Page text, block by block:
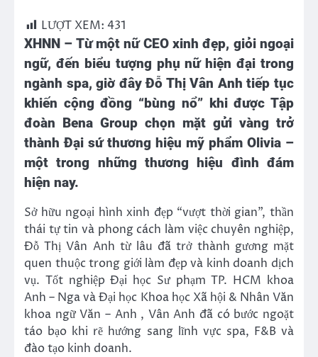
LƯỢT XEM: 431
XHNN – Từ một nữ CEO xinh đẹp, giỏi ngoại
ngữ, đến biểu tượng phụ nữ hiện đại trong
ngành spa, giờ đây Đỗ Thị Vân Anh tiếp tục
khiến cộng đồng “bùng nổ” khi được Tập
đoàn Bena Group chọn mặt gửi vàng trở
thành Đại sứ thương hiệu mỹ phẩm Olivia –
một trong những thương hiệu đình đám
hiện nay.
Sở hữu ngoại hình xinh đẹp “vượt thời gian”, thần
thái tự tin và phong cách làm việc chuyên nghiệp,
Đỗ Thị Vân Anh từ lâu đã trở thành gương mặt
quen thuộc trong giới làm đẹp và kinh doanh dịch
vụ. Tốt nghiệp Đại học Sư phạm TP. HCM khoa
Anh – Nga và Đại học Khoa học Xã hội & Nhân Văn
khoa ngữ Văn – Anh , Vân Anh đã có bước ngoặt
táo bạo khi rẽ hướng sang lĩnh vực spa, F&B và
đào tạo kinh doanh.